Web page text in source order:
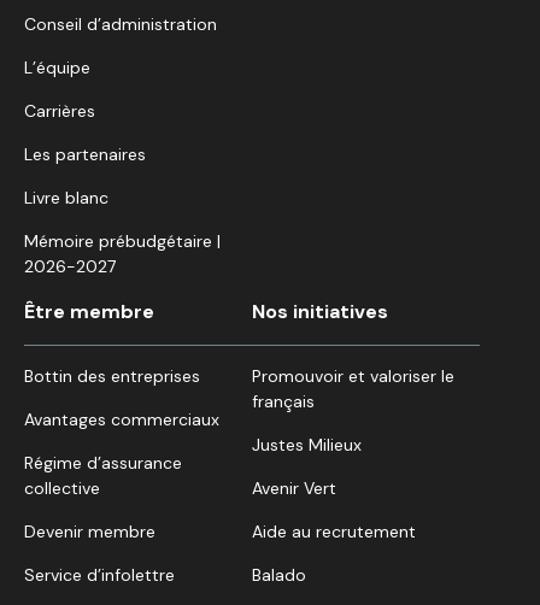
Conseil d’administration
L’équipe
Carrières
Les partenaires
Livre blanc
Mémoire prébudgétaire |
2026-2027
Être membre
Bottin des entreprises
Avantages commerciaux
Régime d’assurance
collective
Devenir membre
Service d’infolettre
Nos initiatives
Promouvoir et valoriser le
français
Justes Milieux
Avenir Vert
Aide au recrutement
Balado